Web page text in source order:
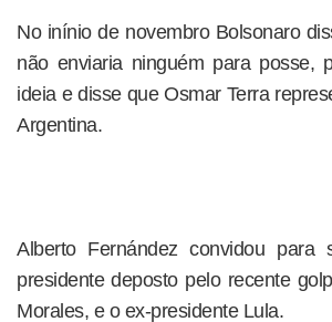
No inínio de novembro Bolsonaro
não enviaria ninguém para posse,
ideia e disse que Osmar Terra
Argentina.
Alberto Fernández convidou
presidente deposto pelo recente
Morales, e o ex-presidente Lula.